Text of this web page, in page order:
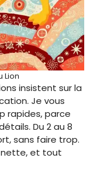
Lion
insistent sur la
Je vous
rapides, parce
Du 2 au 8
sans faire trop.
nette, et tout